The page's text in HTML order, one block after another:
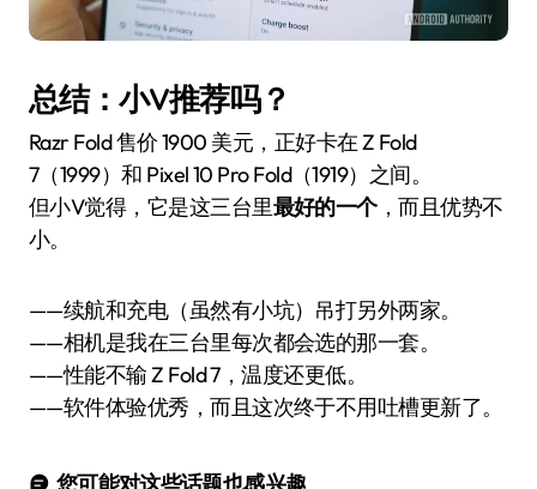
总结：小V推荐吗？
Razr Fold 售价 1900 美元，正好卡在 Z Fold
7（1999）和 Pixel 10 Pro Fold（1919）之间。
但小V觉得，它是这三台里最好的一个，而且优势不
小。
——续航和充电（虽然有小坑）吊打另外两家。
——相机是我在三台里每次都会选的那一套。
——性能不输 Z Fold 7，温度还更低。
——软件体验优秀，而且这次终于不用吐槽更新了。
您可能对这些话题也感兴趣